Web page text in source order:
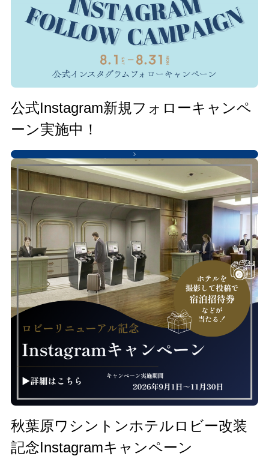
公式Instagram新規フォローキャンペ
ーン実施中！
秋葉原ワシントンホテルロビー改装
記念Instagramキャンペーン